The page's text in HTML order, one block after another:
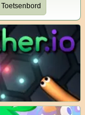
Toetsenbord